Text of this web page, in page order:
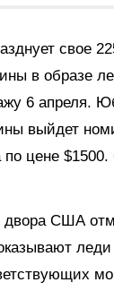
свое
в образе
6 апреля.
выйдет
по цене
двора США